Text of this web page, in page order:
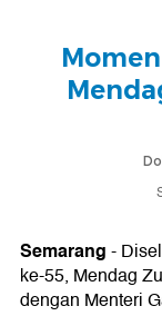
Semarang-
ke-55, Mendag
dengan Menteri